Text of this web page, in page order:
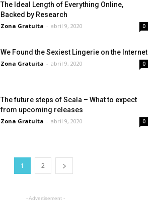
The Ideal Length of Everything Online,
Backed by Research
Zona Gratuita - abril 9, 2020 0
We Found the Sexiest Lingerie on the Internet
Zona Gratuita - abril 9, 2020 0
The future steps of Scala – What to expect
from upcoming releases
Zona Gratuita - abril 9, 2020 0
1 2
- Advertisement -